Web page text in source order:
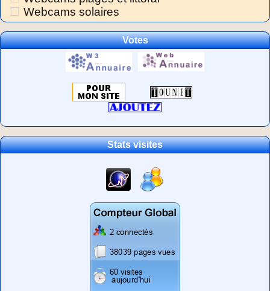
Webcams solaires
Votes
Stats visites